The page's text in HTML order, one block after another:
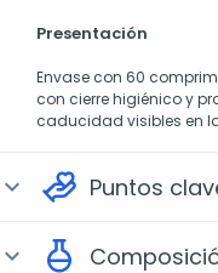
Presentación
Envase con 60
con cierre higiénico y
caducidad visibles en
expand_more Puntos
expand_more